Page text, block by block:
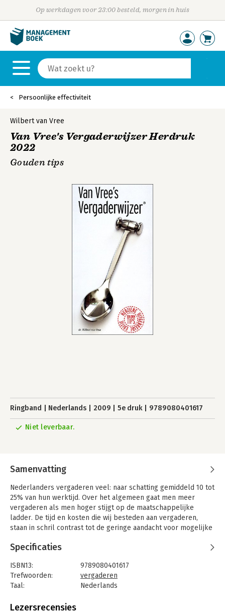
Op werkdagen voor 23:00 besteld, morgen in huis
Persoonlijke effectiviteit
Wilbert van Vree
Van Vree's Vergaderwijzer Herdruk
2022
Gouden tips
Ringband Nederlands 2009 5e druk 9789080401617
Niet leverbaar.
Samenvatting
Nederlanders vergaderen veel: naar schatting gemiddeld 10 tot
25% van hun werktijd. Over het algemeen gaat men meer
vergaderen als men hoger stijgt op de maatschappelijke
ladder. De tijd en kosten die wij besteden aan vergaderen,
staan in schril contrast tot de geringe aandacht voor mogelijke
vergaderingen saai en inefficiënt zijn. Ze kunnen echter ook
De 'Vergaderwijzer' is beknopt, praktisch en handzaam.
Hiermee heeft u de oplossing van vele vergaderproblemen
Dr. Wilbert van Vree promoveerde in 1994 op het boek
Specificaties
ISBN13:
9789080401617
Trefwoorden:
vergaderen
Taal:
Nederlands
Aantal pagina's:
Lezersrecensies